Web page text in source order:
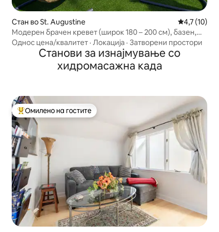
Стан во St. Augustine Просечна
4,7 (10)
Модерен брачен кревет (широк 180 – 200 см), базен,
сала за вежбање, бесплатен паркинг, во близина на I95
Однос цена/квалитет · Локација · Затворени простори
Станови за изнајмување со
хидромасажна када
Меѓу најуспешните „Омилени на гостите“
Омилено на гостите